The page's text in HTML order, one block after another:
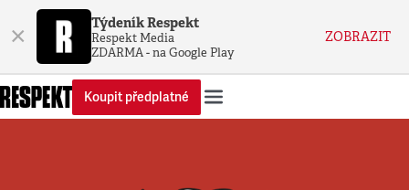
× Týdeník Respekt
Respekt Media
ZDARMA - na Google Play
ZOBRAZIT
Koupit předplatné